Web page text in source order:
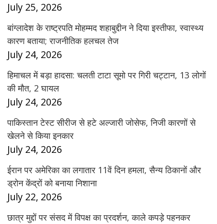
July 25, 2026
बांग्लादेश के राष्ट्रपति मोहम्मद शहाबुद्दीन ने दिया इस्तीफा, स्वास्थ्य
कारण बताया; राजनीतिक हलचल तेज
July 24, 2026
हिमाचल में बड़ा हादसा: चलती टाटा सूमो पर गिरी चट्टान, 13 लोगों
की मौत, 2 घायल
July 24, 2026
पाकिस्तान टेस्ट सीरीज से हटे अल्जारी जोसेफ, निजी कारणों से
खेलने से किया इनकार
July 24, 2026
ईरान पर अमेरिका का लगातार 11वें दिन हमला, सैन्य ठिकानों और
ड्रोन केंद्रों को बनाया निशाना
July 22, 2026
छात्र मुद्दों पर संसद में विपक्ष का प्रदर्शन, काले कपड़े पहनकर